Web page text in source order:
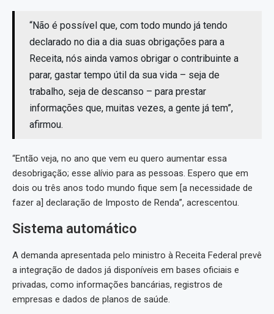
“Não é possível que, com todo mundo já tendo
declarado no dia a dia suas obrigações para a
Receita, nós ainda vamos obrigar o contribuinte a
parar, gastar tempo útil da sua vida – seja de
trabalho, seja de descanso – para prestar
informações que, muitas vezes, a gente já tem”,
afirmou.
“Então veja, no ano que vem eu quero aumentar essa
desobrigação; esse alívio para as pessoas. Espero que em
dois ou três anos todo mundo fique sem [a necessidade de
fazer a] declaração de Imposto de Renda”, acrescentou.
Sistema automático
A demanda apresentada pelo ministro à Receita Federal prevê
a integração de dados já disponíveis em bases oficiais e
privadas, como informações bancárias, registros de
empresas e dados de planos de saúde.